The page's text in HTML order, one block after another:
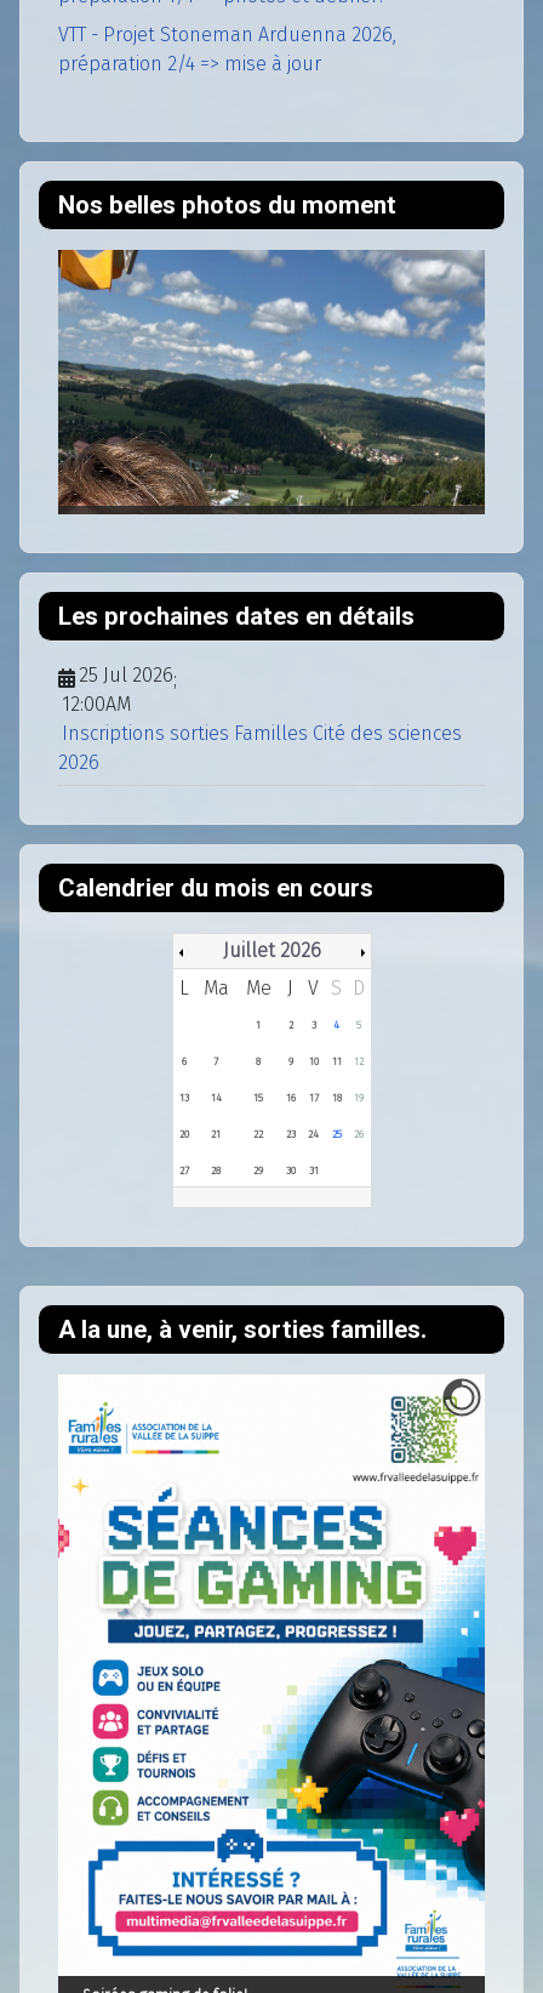
A la une, à venir, sorties familles.
VTT - Projet Stoneman Arduenna 2026,
préparation 2/4 => mise à jour
Nos belles photos du moment
Les prochaines dates en détails
25 Jul 2026;
12:00AM
Inscriptions sorties Familles Cité des sciences
2026
Calendrier du mois en cours
Juillet 2026
L
Ma Me J V S D
1 2 3 4 5
6 7 8 9 10 11 12
13 14 15 16 17 18 19
20 21 22 23 24 25 26
27 28 29 30 31